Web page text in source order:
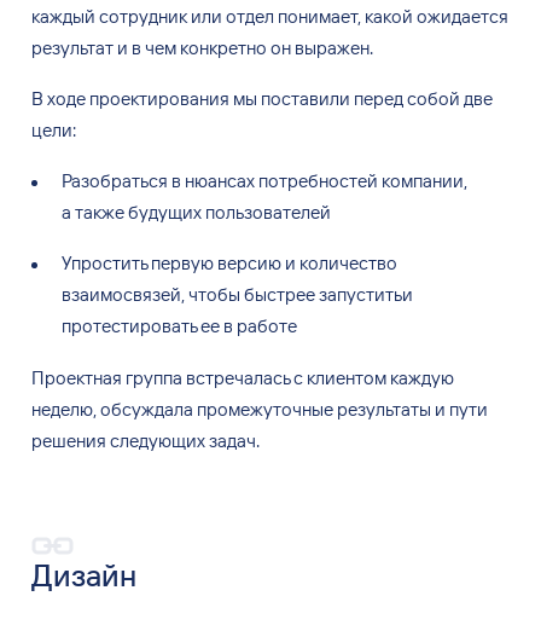
каждый сотрудник или отдел понимает, какой ожидается
результат и в чем конкретно он выражен.
В ходе проектирования мы поставили перед собой две
цели:
Разобраться в нюансах потребностей компании,
а также будущих пользователей
Упростить первую версию и количество
взаимосвязей, чтобы быстрее запуститьи
протестировать ее в работе
Проектная группа встречалась с клиентом каждую
неделю, обсуждала промежуточные результаты и пути
решения следующих задач.
Дизайн